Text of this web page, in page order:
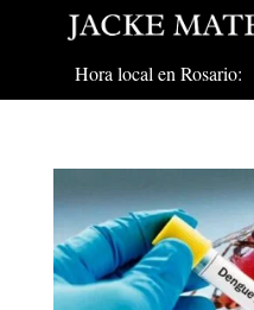
Hora local en Rosario: